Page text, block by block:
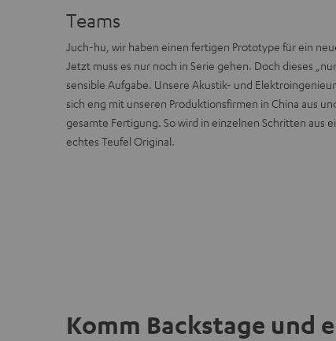
Teams
Juch-hu, wir haben einen fertigen Prototype für ein
Jetzt muss es nur noch in Serie gehen. Doch dieses
sensible Aufgabe. Unsere Akustik- und
sich eng mit unseren Produktionsfirmen in China aus
gesamte Fertigung. So wird in einzelnen Schritten aus
echtes Teufel Original.
Komm Backstage und